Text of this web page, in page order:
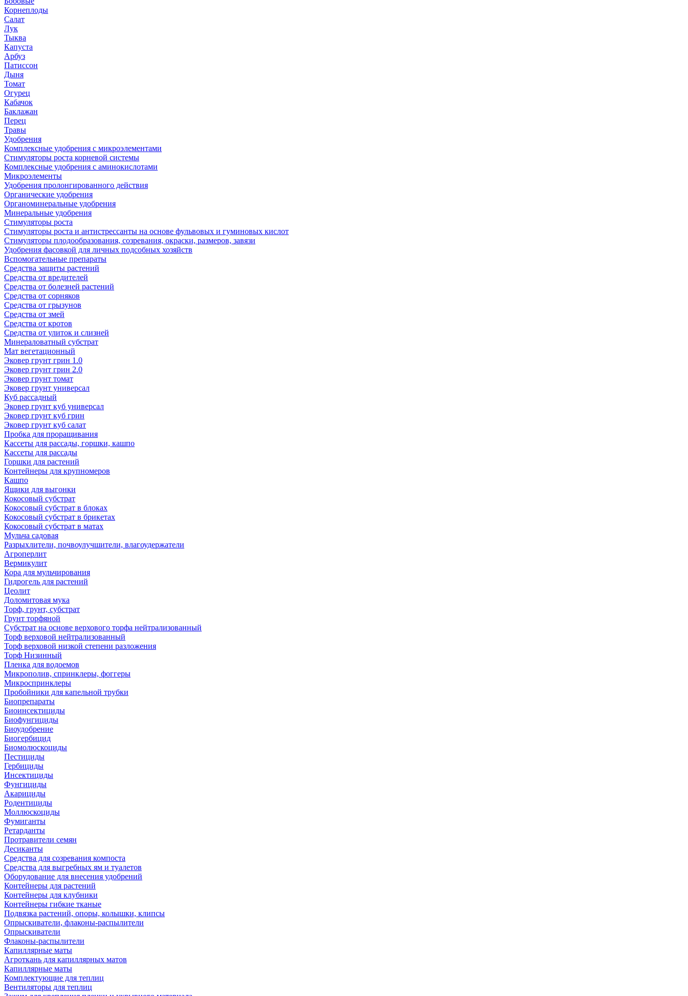
Корнеплоды
Салат
Лук
Тыква
Капуста
Арбуз
Патиссон
Дыня
Томат
Огурец
Кабачок
Баклажан
Перец
Травы
Удобрения
Комплексные удобрения с микроэлементами
Стимуляторы роста корневой системы
Комплексные удобрения с аминокислотами
Микроэлементы
Удобрения пролонгированного действия
Органические удобрения
Органоминеральные удобрения
Минеральные удобрения
Стимуляторы роста
Стимуляторы роста и антистрессанты на основе фульвовых и гуминовых кислот
Стимуляторы плодообразования, созревания, окраски, размеров, завязи
Удобрения фасовкой для личных подсобных хозяйств
Вспомогательные препараты
Средства защиты растений
Средства от вредителей
Средства от болезней растений
Средства от сорняков
Средства от грызунов
Средства от змей
Средства от кротов
Средства от улиток и слизней
Минераловатный субстрат
Мат вегетационный
Эковер грунт грин 1.0
Эковер грунт грин 2.0
Эковер грунт томат
Эковер грунт универсал
Куб рассадный
Эковер грунт куб универсал
Эковер грунт куб грин
Эковер грунт куб салат
Пробка для проращивания
Кассеты для рассады, горшки, кашпо
Кассеты для рассады
Горшки для растений
Контейнеры для крупномеров
Кашпо
Ящики для выгонки
Кокосовый субстрат
Кокосовый субстрат в блоках
Кокосовый субстрат в брикетах
Кокосовый субстрат в матах
Мульча садовая
Разрыхлители, почвоулучшители, влагоудержатели
Агроперлит
Вермикулит
Кора для мульчирования
Гидрогель для растений
Цеолит
Доломитовая мука
Торф, грунт, субстрат
Грунт торфяной
Субстрат на основе верхового торфа нейтрализованный
Торф верховой нейтрализованный
Торф верховой низкой степени разложения
Торф Низинный
Пленка для водоемов
Микрополив, спринклеры, фоггеры
Микроспринклеры
Пробойники для капельной трубки
Биопрепараты
Биоинсектициды
Биофунгициды
Биоудобрение
Биогербицид
Биомолюскоциды
Пестициды
Гербициды
Инсектициды
Фунгициды
Акарициды
Родентициды
Моллюскоциды
Фумиганты
Ретарданты
Протравители семян
Десиканты
Средства для созревания компоста
Средства для выгребных ям и туалетов
Оборудование для внесения удобрений
Контейнеры для растений
Контейнеры для клубники
Контейнеры гибкие тканые
Подвязка растений, опоры, колышки, клипсы
Опрыскиватели, флаконы-распылители
Опрыскиватели
Флаконы-распылители
Капиллярные маты
Агроткань для капиллярных матов
Капиллярные маты
Комплектующие для теплиц
Вентиляторы для теплиц